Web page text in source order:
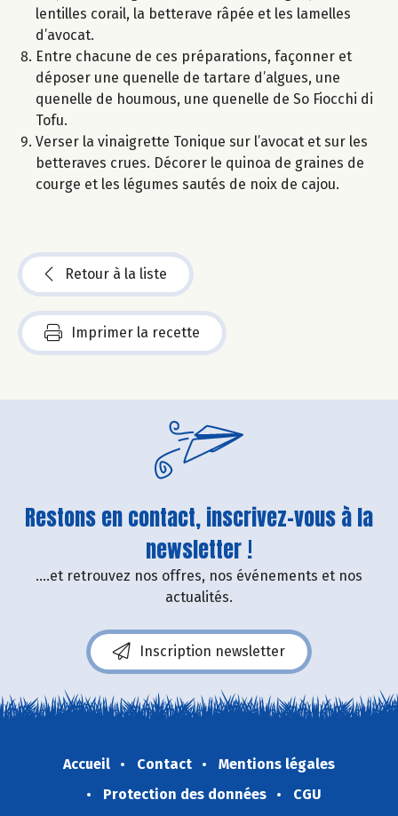
lentilles corail, la betterave râpée et les lamelles
d’avocat.
Entre chacune de ces préparations, façonner et
déposer une quenelle de tartare d’algues, une
quenelle de houmous, une quenelle de So Fiocchi di
Tofu.
Verser la vinaigrette Tonique sur l’avocat et sur les
betteraves crues. Décorer le quinoa de graines de
courge et les légumes sautés de noix de cajou.
Retour à la liste
Imprimer la recette
Restons en contact, inscrivez-vous à la
newsletter !
....et retrouvez nos offres, nos événements et nos
actualités.
Inscription newsletter
Accueil Contact
Mentions légales
Protection des données
CGU